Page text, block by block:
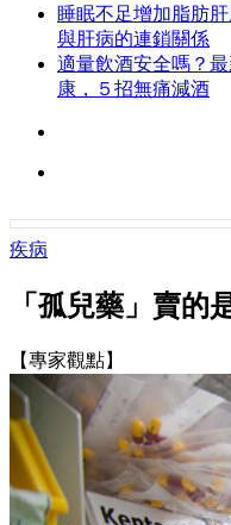
睡眠不足增加脂肪
與肝病的連鎖關係
適量飲酒安全嗎？
康，５招無痛減酒
疾病
「孤兒藥」賣的
【專家觀點】